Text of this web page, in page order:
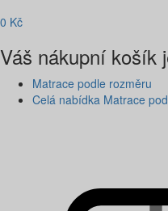
0 Kč
Váš nákupní košík
Matrace podle rozměru
Celá nabídka Matrace